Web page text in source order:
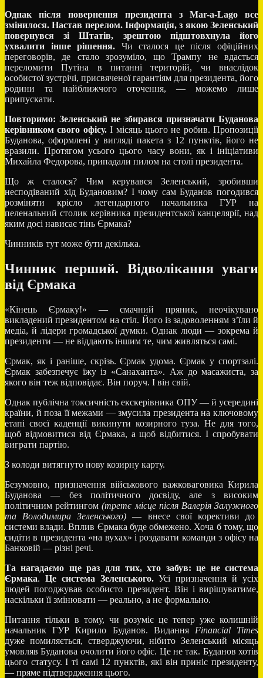
Однак після повернення президента з Mar-a-Lago все
змінилося. Настав перелом. Інформація, з якою Зеленський
повернувся зі Штатів, зрештою підштовхнула його
ухвалити інше рішення. Чи сталося це після офіційних
переговорів, де стало зрозуміло, що Трампу не вдасться
переломити Путіна в питанні територій, чи внаслідок
особистої зустрічі, присвяченої гарантіям для президента, його
родини та найближчого оточення, — можемо лише
припускати.
Повторимо: Зеленський не збирався призначати Буданова
керівником свого офісу.І місяць цього не робив. Пропозиції
Буданова, оформлені у вигляді пакета з 12 пунктів, його не
вразили. Протягом усього цього часу вони, як і ініціативи
Михайла Федорова, припадали пилом на столі президента.
Що ж сталося? Чим керувався Зеленський, зробивши
несподіваний хід Будановим? І чому сам Буданов погодився
розміняти крісло легендарного начальника ГУР на
пеленальний столик керівника президентської канцелярії, над
яким досі нависає тінь Єрмака?
Чинників тут може бути декілька.
Чинник перший.
Відволікання уваги
від Єрмака
«Кінець Єрмаку!» — смачний пряник, неочікувано
викладений президентом на стіл. Його із задоволенням з’їли й
медіа, й лідери громадської думки. Однак люди — зокрема й
президенти — не віддають іншим те, чим живляться самі.
Єрмак, як і раніше, скрізь. Єрмак удома. Єрмак у спортзалі.
Єрмак забезпечує їжу із «Санаханта». Аж до масажиста, за
якого він теж відповідає. Він поруч. І він свій.
Однак публічна токсичність екскерівника ОПУ — й усередині
країни, й поза її межами — змусила президента на ключовому
етапі своєї каденції викинути козирного туза. Не для того,
щоб відмовитися від Єрмака, а щоб відбитися. І спробувати
виграти партію.
З колоди витягнуто нову козирну карту.
Безумовно, призначення військового важковаговика Кирила
Буданова — без політичного досвіду, але з високим
політичним рейтингом(третє місце післяВалеріяЗалужного
та ВолодимираЗеленського) — внесе свої корективи до
системи влади. Вплив Єрмака буде обмежено. Хоча б тому, що
сидіти в президента «на вухах» і роздавати команди з офісу на
Банковій — різні речі.
Та нагадаємо ще раз длятих, хто забув: це несистема
Єрмака. Це система Зеленського.Усі призначення й усіх
людей погоджував особисто президент. Він і вирішуватиме,
наскільки її змінювати — реально, а не формально.
Питання тільки в тому, чи розуміє це тепер уже колишній
начальник ГУР Кирило Буданов. Видання Financial
Times
дуже помиляється, стверджуючи, нібито Зеленський місяць
умовляв Буданова очолити його офіс. Це не так. Буданов хотів
цього статусу. І ті самі 12 пунктів, які він приніс президенту,
— пряме підтвердження цього.